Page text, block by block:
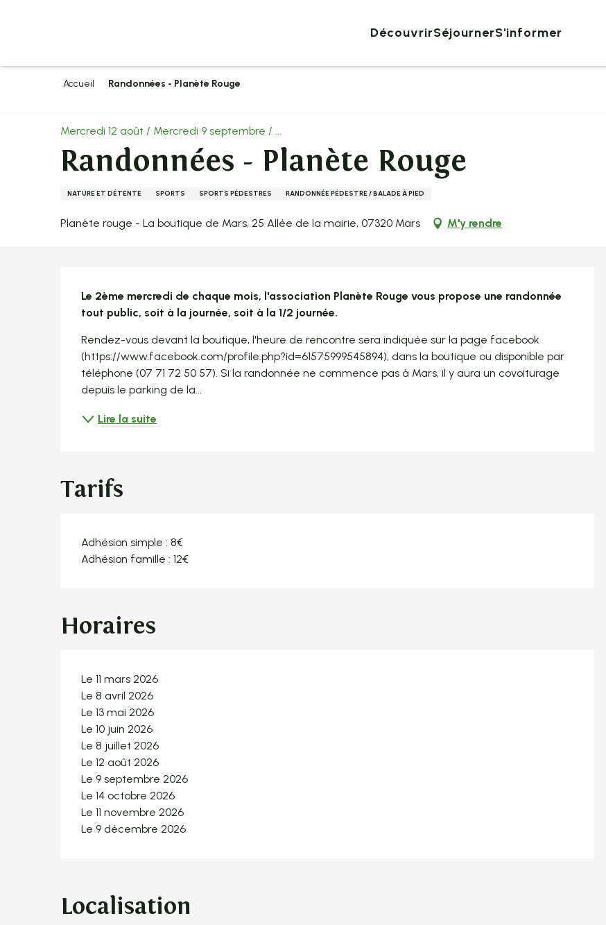
DécouvrirSéjournerS'informer
Accueil Randonnées - Planète Rouge
Mercredi 12 août / Mercredi 9 septembre / ...
Randonnées - Planète Rouge
NATURE ET DÉTENTE SPORTS SPORTS PÉDESTRES RANDONNÉE PÉDESTRE / BALADE À PIED
Planète rouge - La boutique de Mars, 25 Allée de la mairie, 07320 Mars M'y rendre
Description
Le 2ème mercredi de chaque mois, l'association Planète Rouge vous propose une randonnée
tout public, soit à la journée, soit à la 1/2 journée.
Rendez-vous devant la boutique, l'heure de rencontre sera indiquée sur la page facebook
(https://www.facebook.com/profile.php?id=61575999545894), dans la boutique ou disponible par
téléphone (07 71 72 50 57). Si la randonnée ne commence pas à Mars, il y aura un covoiturage
depuis le parking de la...
Lire la suite
Tarifs
Adhésion simple : 8€
Adhésion famille : 12€
Horaires
Le 11 mars 2026
Le 8 avril 2026
Le 13 mai 2026
Le 10 juin 2026
Le 8 juillet 2026
Le 12 août 2026
Le 9 septembre 2026
Le 14 octobre 2026
Le 11 novembre 2026
Le 9 décembre 2026
Localisation